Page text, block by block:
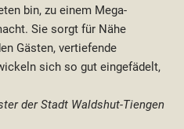
bin, zu einem Mega-
Sie sorgt für Nähe
Gästen, vertiefende
sich so gut eingefädelt,
der Stadt Waldshut-Tiengen